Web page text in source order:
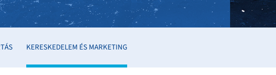
KERESKEDELEM ÉS MARKETING